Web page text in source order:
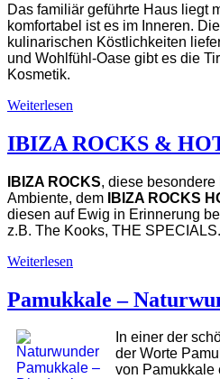
Das familiär geführte Haus liegt
komfortabel ist es im Inneren.
kulinarischen Köstlichkeiten
und Wohlfühl-Oase gibt es die
Kosmetik.
Weiterlesen
IBIZA ROCKS &
IBIZA ROCKS, diese
Ambiente, dem
IBIZA ROCKS
diesen auf Ewig in Erinnerung
z.B. The Kooks, THE
Weiterlesen
Pamukkale –
In einer der
der Worte
von Pamukkale